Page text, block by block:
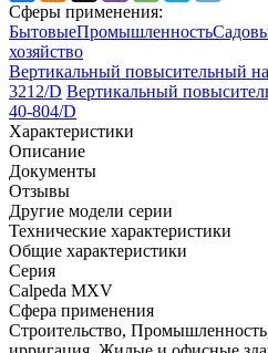
Сферы применения:
БытовыеПромышленность
хозяйство
Вертикальный повысительный
3212/D Вертикальный
40-804/D
Характеристики
Описание
Документы
Отзывы
Другие модели серии
Технические характеристики
Общие характеристики
Серия
Calpeda MXV
Сфера применения
Строительство,